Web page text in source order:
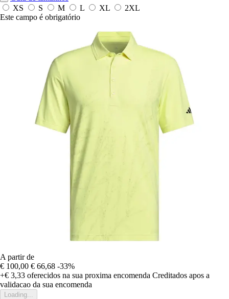
XS
S M L XL
2XL
Este campo é obrigatório
A partir de
€ 100,00 € 66,68 -33%
+€ 3,33 oferecidos na sua proxima encomenda Creditados apos a
validacao da sua encomenda
Loading...